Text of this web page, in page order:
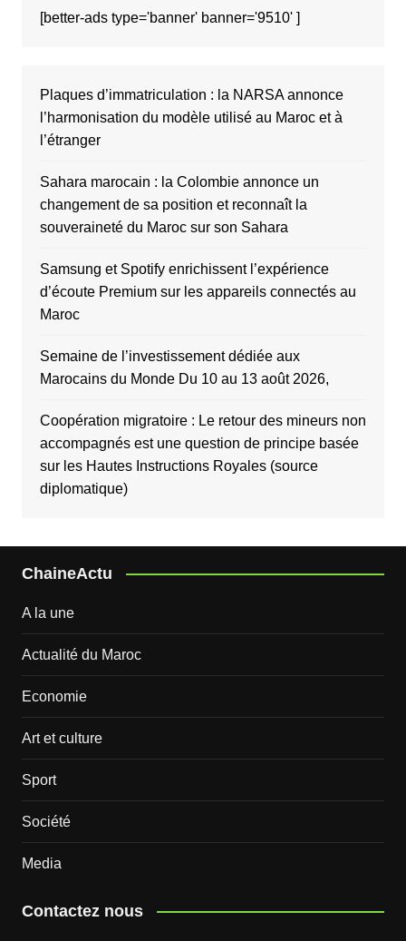
[better-ads type='banner' banner='9510' ]
Plaques d’immatriculation : la NARSA annonce
l’harmonisation du modèle utilisé au Maroc et à
l’étranger
Sahara marocain : la Colombie annonce un
changement de sa position et reconnaît la
souveraineté du Maroc sur son Sahara
Samsung et Spotify enrichissent l’expérience
d’écoute Premium sur les appareils connectés au
Maroc
Semaine de l’investissement dédiée aux
Marocains du Monde Du 10 au 13 août 2026,
Coopération migratoire : Le retour des mineurs non
accompagnés est une question de principe basée
sur les Hautes Instructions Royales (source
diplomatique)
ChaineActu
A la une
Actualité du Maroc
Economie
Art et culture
Sport
Société
Media
Contactez nous